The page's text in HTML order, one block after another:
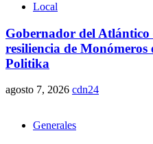
Local
Gobernador del Atlántico
resiliencia de Monómeros
Politika
agosto 7, 2026 cdn24
Generales